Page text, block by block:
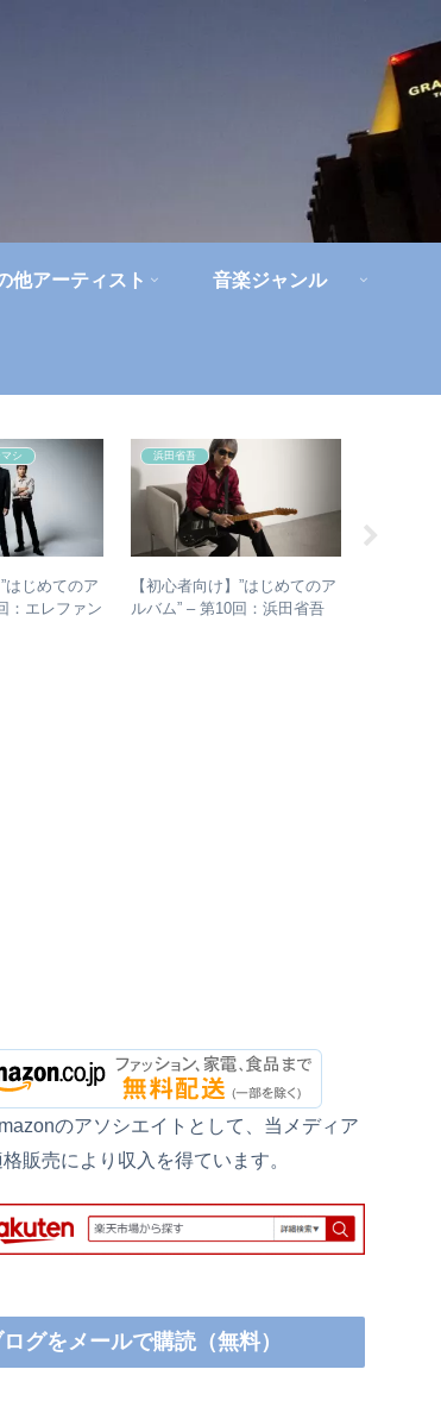
他アーティスト 音楽ジャンル
シ
はじめてのア
：エレファン
浜田省吾
【初心者向け】”はじめてのア
ルバム” – 第10回：浜田省吾
のアソシエイトとして、当メディア
販売により収入を得ています。
グをメールで購読（無料）